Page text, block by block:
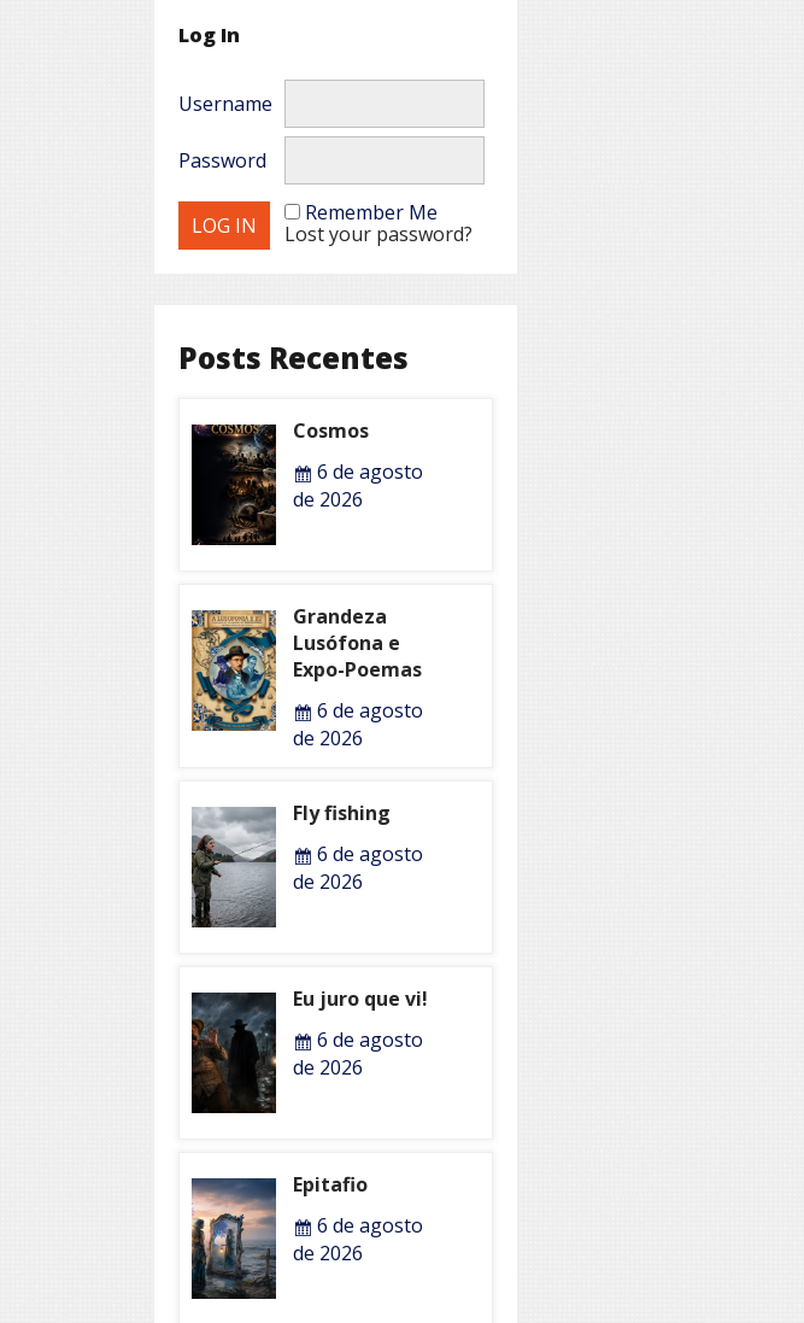
Log In
Username
Password
Remember Me
Lost your password?
Posts Recentes
Cosmos
6 de agosto
de 2026
Grandeza
Lusófona e
Expo-Poemas
6 de agosto
de 2026
Fly fishing
6 de agosto
de 2026
Eu juro que vi!
6 de agosto
de 2026
Epitafio
6 de agosto
de 2026